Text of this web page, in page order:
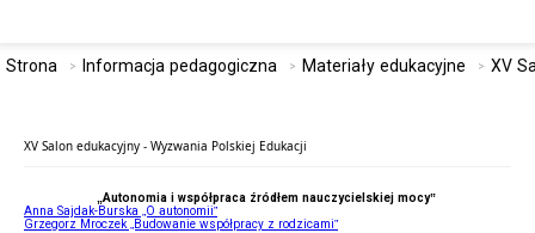
Strona Informacja pedagogiczna Materiały edukacyjne XV
XV Salon edukacyjny - Wyzwania Polskiej Edukacji
„Autonomia i współpraca źródłem nauczycielskiej mocy”
Anna Sajdak-Burska „O autonomii”
Grzegorz Mroczek „Budowanie współpracy z rodzicami”